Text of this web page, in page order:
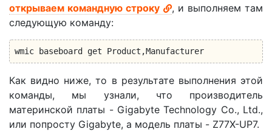
открываем командную строку
, и выполняем там
следующую команду:
wmic baseboard get Product,Manufacturer
Как видно ниже, то в результате выполнения этой
команды, мы узнали, что производитель
материнской платы - Gigabyte Technology Co., Ltd.,
или попросту Gigabyte, а модель платы - Z77X-UP7.